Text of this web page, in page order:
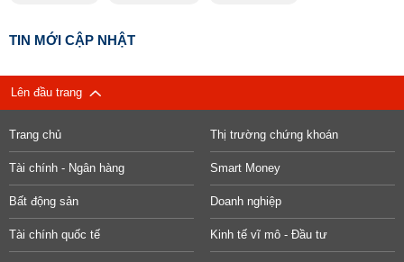
TIN MỚI CẬP NHẬT
Lên đầu trang
Trang chủ Thị trường chứng khoán
Tài chính - Ngân hàng Smart Money
Bất động sản Doanh nghiệp
Tài chính quốc tế Kinh tế vĩ mô - Đầu tư